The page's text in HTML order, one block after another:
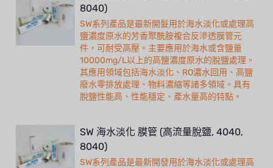
8040)
SW系列產品是最新開髮用於海水淡化或處理高
鹽濃度原水的芳香聚酰胺複合反滲透膜管元
件，可耐受高壓。主要應用於海水或含鹽量
10000mg/L以上的高鹽濃度原水的脫鹽處理。
其應用領域包括海水淡化、RO濃水回用、高鹽
廢水零排放處理、物料濃縮等諸多領域。具有
脫鹽性能高、性能穩定、產水量高的特點。
SW 海水淡化 膜管 (高流量脫鹽, 4040,
8040)
SW系列產品是最新開發用於海水淡化或處理高